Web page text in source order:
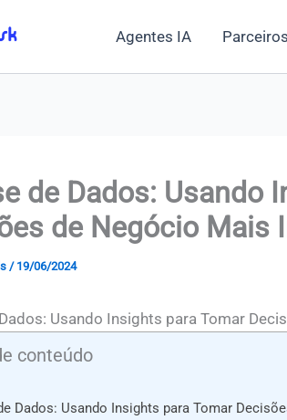
Agentes IA Parceiros
de Dados: Usando
de Negócio Mais
/ 19/06/2024
Usando Insights para Tomar
conteúdo
Dados: Usando Insights para Tomar